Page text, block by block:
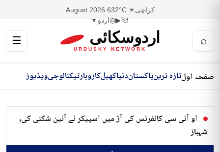
کراچی☀ 32°C
6 August 2026
f
𝕏
▶
◎اردو ▾
⌕ اردوسکائی
URDUSKY NETWORK
☰
صفحہ اولتازہ ترینپاکستاندنیاکھیلکاروبارٹیکنالوجیویڈیوز
او آئی سی کانفرنس کی آڑ میں اسپیکر نے آئین شکنی کی،
شہباز